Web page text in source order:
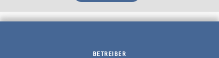
BETREIBER